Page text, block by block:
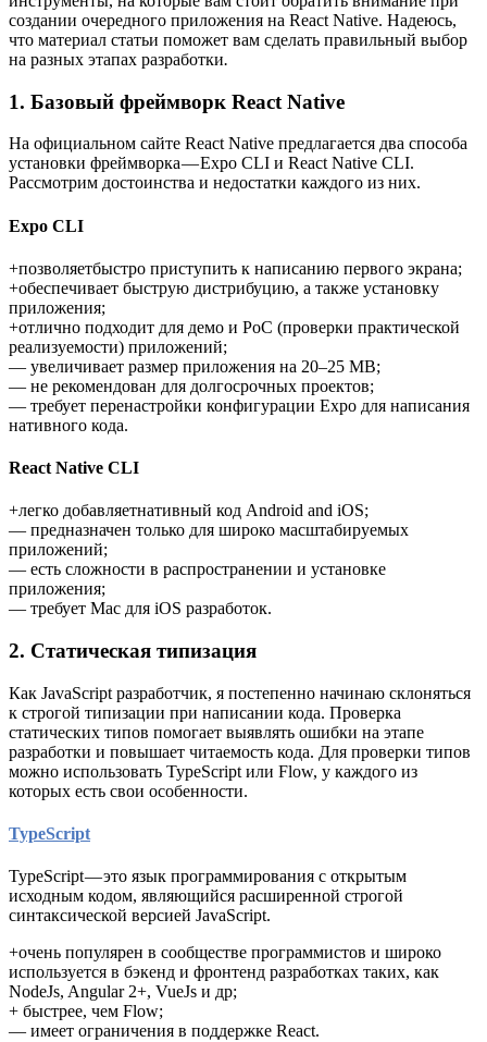
создании очередного приложения на React Native. Надеюсь,
что материал статьи поможет вам сделать правильный выбор
на разных этапах разработки.
1. Базовый фреймворк React Native
На официальном сайте React Native предлагается два способа
установки фреймворка — Expo CLI и React Native CLI.
Рассмотрим достоинства и недостатки каждого из них.
Expo CLI
+позволяетбыстро приступить к написанию первого экрана;
+обеспечивает быструю дистрибуцию, а также установку
приложения;
+отлично подходит для демо и PoC (проверки практической
реализуемости) приложений;
— увеличивает размер приложения на 20–25 MB;
— не рекомендован для долгосрочных проектов;
— требует перенастройки конфигурации Expo для написания
нативного кода.
React Native CLI
+легко добавляетнативный код Android and iOS;
— предназначен только для широко масштабируемых
приложений;
— есть сложности в распространении и установке
приложения;
— требует Mac для iOS разработок.
2. Статическая типизация
Как JavaScript разработчик, я постепенно начинаю склоняться
к строгой типизации при написании кода. Проверка
статических типов помогает выявлять ошибки на этапе
разработки и повышает читаемость кода. Для проверки типов
можно использовать TypeScript или Flow, у каждого из
которых есть свои особенности.
TypeScript
TypeScript — это язык программирования c открытым
исходным кодом, являющийся расширенной строгой
синтаксической версией JavaScript.
+очень популярен в сообществе программистов и широко
используется в бэкенд и фронтенд разработках таких, как
NodeJs, Angular 2+, VueJs и др;
+ быстрее, чем Flow;
— имеет ограничения в поддержке React.